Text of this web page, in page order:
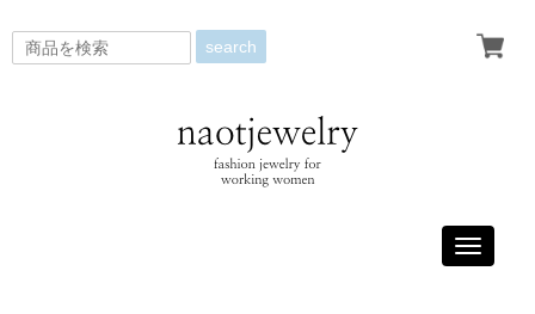
search
Toggle